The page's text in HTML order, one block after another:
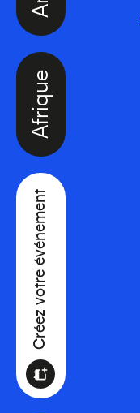
Créez votre événement
Afrique